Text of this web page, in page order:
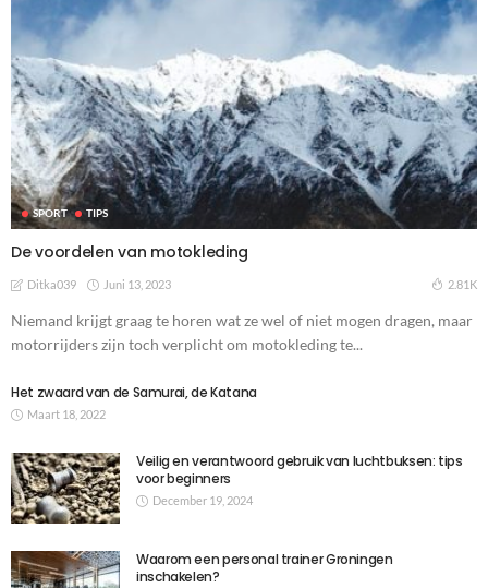
SPORT TIPS
De voordelen van motokleding
Ditka039 Juni 13, 2023 2.81K
Niemand krijgt graag te horen wat ze wel of niet mogen dragen, maar
motorrijders zijn toch verplicht om motokleding te...
Het zwaard van de Samurai, de Katana
Maart 18, 2022
Veilig en verantwoord gebruik van luchtbuksen: tips
voor beginners
December 19, 2024
Waarom een personal trainer Groningen
inschakelen?